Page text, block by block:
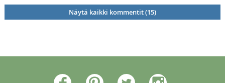
Näytä kaikki kommentit (15)